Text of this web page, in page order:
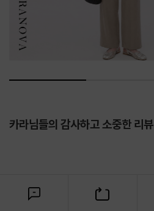
카라님들의 감사하고 소중한 리뷰